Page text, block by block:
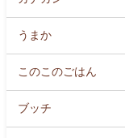
うまか
このこのごはん
ブッチ